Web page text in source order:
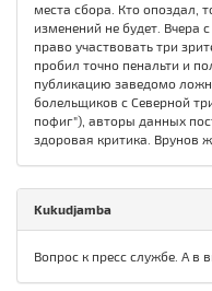
места сбора. Кто опоздал,
изменений не будет. Вчера
право участвовать три
пробил точно пенальти и
публикацию заведомо
болельщиков с Северной
пофиг"), авторы данных
здоровая критика. Врунов
Kukudjamba
Вопрос к пресс службе. А в